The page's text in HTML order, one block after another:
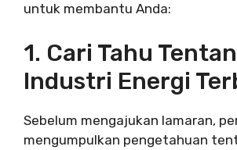
untuk membantu Anda:
1. Cari Tahu
Industri Energi
Sebelum mengajukan lamaran,
mengumpulkan pengetahuan